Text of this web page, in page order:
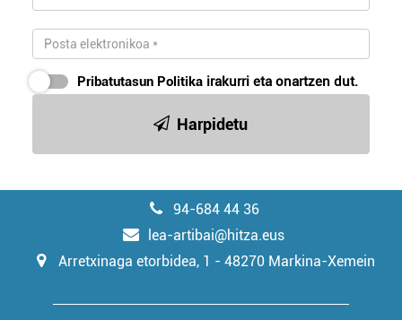
Pribatutasun Politika irakurri eta onartzen dut.
Harpidetu
94-684 44 36
lea-artibai@hitza.eus
Arretxinaga etorbidea, 1 - 48270 Markina-Xemein